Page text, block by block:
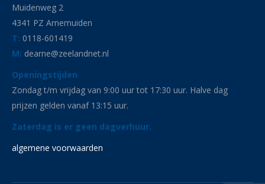
Muidenweg 2
4341 PZ Arnemuiden
T: 0118-601419
M: dearne@zeelandnet.nl
Openingstijden
Zondag t/m vrijdag van 9:00 uur tot 17:30 uur. Halve dag
prijzen gelden vanaf 13:15 uur.
Zaterdag is er geen dagverhuur.
algemene voorwaarden